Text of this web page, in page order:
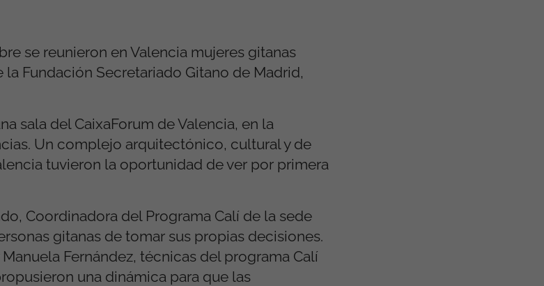
se reunieron en Valencia mujeres gitanas
Fundación Secretariado Gitano de Madrid,
sala del CaixaForum de Valencia, en la
Un complejo arquitectónico, cultural y de
tuvieron la oportunidad de ver por primera
Coordinadora del Programa Calí de la sede
gitanas de tomar sus propias decisiones.
Fernández, técnicas del programa Calí
una dinámica para que las